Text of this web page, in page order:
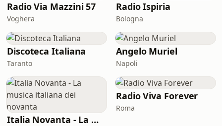
Radio Via Mazzini 57
Voghera
Radio Ispiria
Bologna
Discoteca Italiana
Taranto
Angelo Muriel
Napoli
Italia Novanta - La musica italiana dei novanta
Radio Viva Forever
Roma